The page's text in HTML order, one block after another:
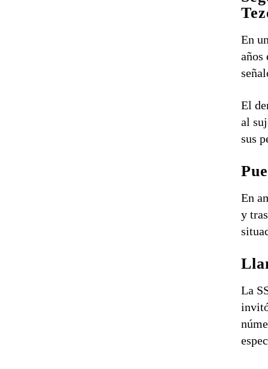
En
años
El
al
sus
En
y
La